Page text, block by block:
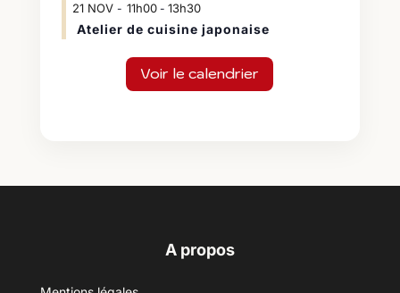
21 NOV 11h00- 13h30
Atelier de cuisine japonaise
Voir le calendrier
A propos